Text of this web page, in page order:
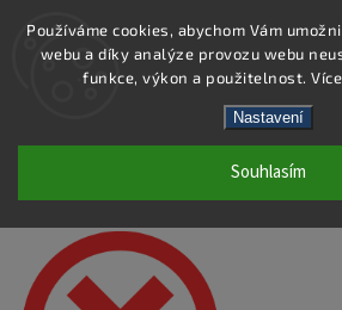
Používáme cookies, abychom Vám
webu a díky analýze provozu webu
funkce, výkon a použitelnost.
Nastavení
Souhlasím
PLATBA SE NEZDAŘILA